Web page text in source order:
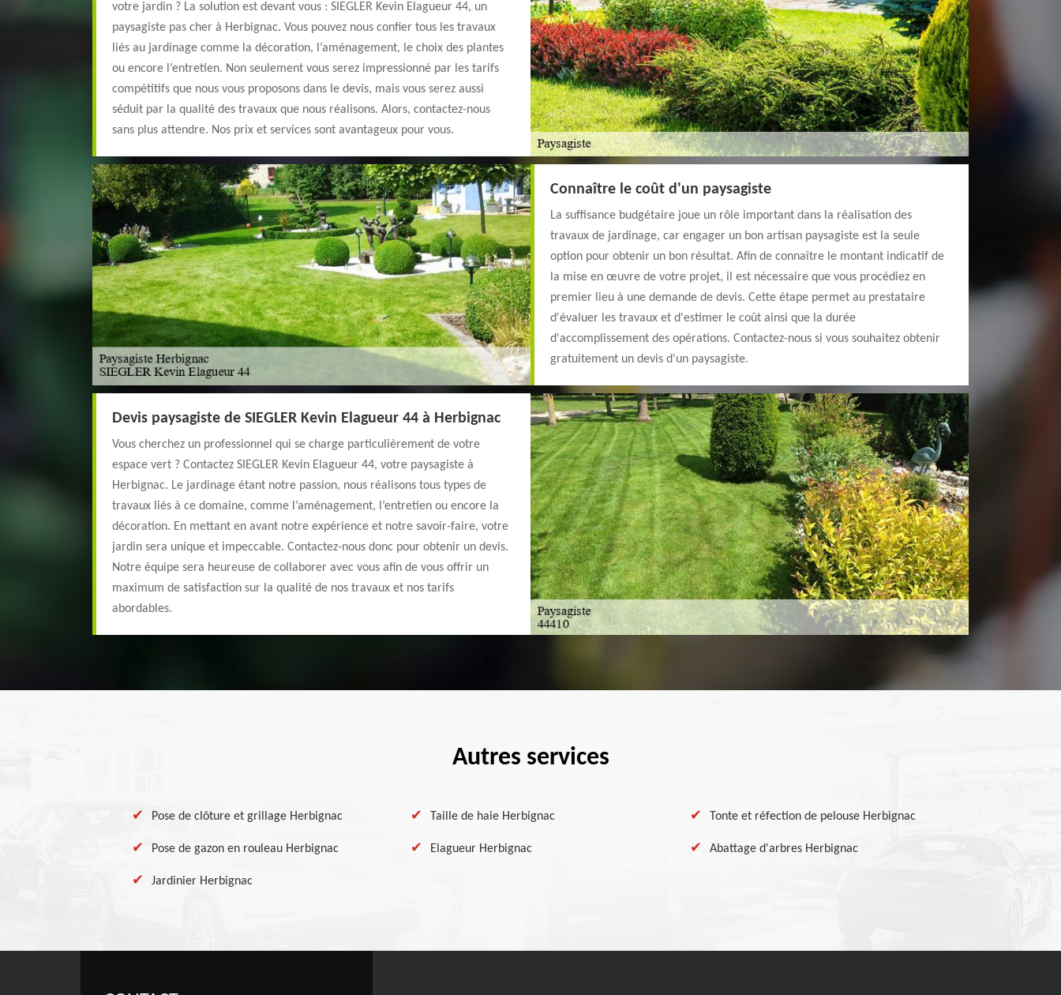
votre jardin ? La solution est devant vous : SIEGLER Kevin Elagueur 44, un
paysagiste pas cher à Herbignac. Vous pouvez nous confier tous les travaux
liés au jardinage comme la décoration, l’aménagement, le choix des plantes
ou encore l’entretien. Non seulement vous serez impressionné par les tarifs
compétitifs que nous vous proposons dans le devis, mais vous serez aussi
séduit par la qualité des travaux que nous réalisons. Alors, contactez-nous
sans plus attendre. Nos prix et services sont avantageux pour vous.
Connaître le coût d'un paysagiste
La suffisance budgétaire joue un rôle important dans la réalisation des
travaux de jardinage, car engager un bon artisan paysagiste est la seule
option pour obtenir un bon résultat. Afin de connaître le montant indicatif de
la mise en œuvre de votre projet, il est nécessaire que vous procédiez en
premier lieu à une demande de devis. Cette étape permet au prestataire
d'évaluer les travaux et d'estimer le coût ainsi que la durée
d'accomplissement des opérations. Contactez-nous si vous souhaitez obtenir
gratuitement un devis d'un paysagiste.
Devis paysagiste de SIEGLER Kevin Elagueur 44 à Herbignac
Vous cherchez un professionnel qui se charge particulièrement de votre
espace vert ? Contactez SIEGLER Kevin Elagueur 44, votre paysagiste à
Herbignac. Le jardinage étant notre passion, nous réalisons tous types de
travaux liés à ce domaine, comme l’aménagement, l’entretien ou encore la
décoration. En mettant en avant notre expérience et notre savoir-faire, votre
jardin sera unique et impeccable. Contactez-nous donc pour obtenir un devis.
Notre équipe sera heureuse de collaborer avec vous afin de vous offrir un
maximum de satisfaction sur la qualité de nos travaux et nos tarifs
abordables.
Autres services
Pose de clôture et grillage Herbignac Taille de haie Herbignac Tonte et réfection de pelouse Herbignac
Pose de gazon en rouleau Herbignac Elagueur Herbignac Abattage d'arbres Herbignac
Jardinier Herbignac